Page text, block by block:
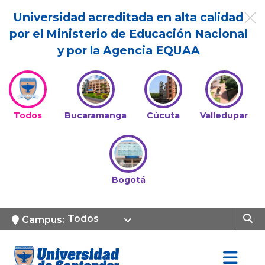
Universidad acreditada en alta calidad
por el Ministerio de Educación Nacional
y por la Agencia EQUAA
Todos Bucaramanga Cúcuta Valledupar
Bogotá
Campus: Todos